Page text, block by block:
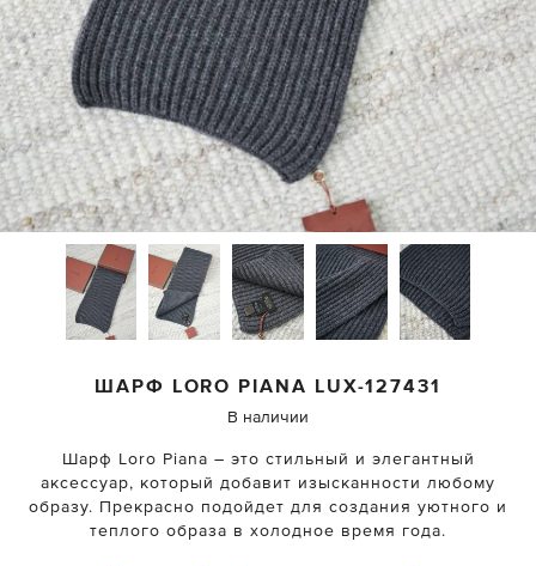
ШАРФ LORO PIANA LUX-127431
В наличии
Шарф Loro Piana – это стильный и элегантный
аксессуар, который добавит изысканности любому
образу. Прекрасно подойдет для создания уютного и
теплого образа в холодное время года.